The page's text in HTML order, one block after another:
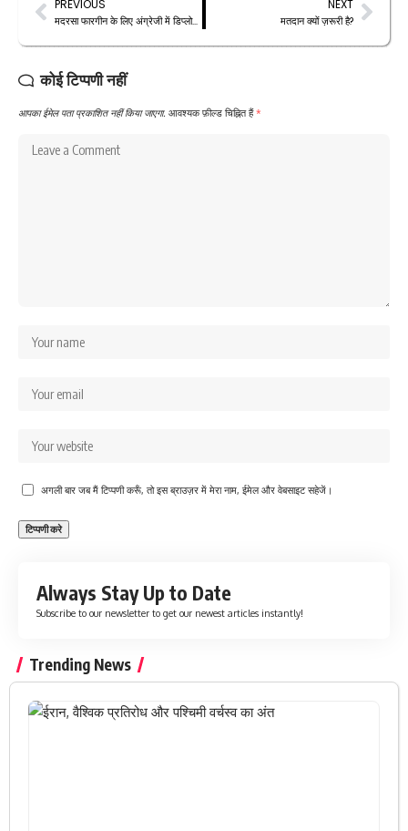
PREVIOUS
मदरसा फारगीन के लिए अंग्रेजी में डिप्लोमा के लिए दाखिला इम्तिहान की तारीख का ऐलान
NEXT
मतदान क्यों ज़रूरी है?
कोई टिप्पणी नहीं
आपका ईमेल पता प्रकाशित नहीं किया जाएगा. आवश्यक फ़ील्ड चिह्नित हैं*
अगली बार जब मैं टिप्पणी करूँ, तो इस ब्राउज़र में मेरा नाम, ईमेल और वेबसाइट सहेजें।
Always Stay Up to Date
Subscribe to our newsletter to get our newest articles instantly!
Trending News